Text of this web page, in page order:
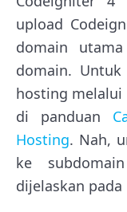
upload
domain
domain.
hosting melalui
di panduan
Hosting. Nah,
ke
dijelaskan